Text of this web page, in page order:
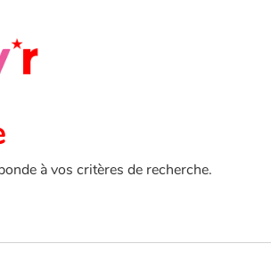
à vos critères de recherche.